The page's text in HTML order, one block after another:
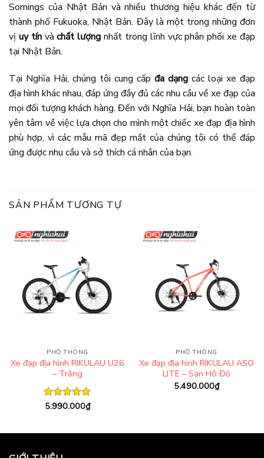
Somings của Nhật Bản và nhiều thương hiệu khác đến từ
thành phố Fukuoka, Nhật Bản. Đây là một trong những đơn
vị uy tínvàchất lượng nhất trong lĩnh vực phân phối xe đạp
tại Nhật Bản.
Tại Nghĩa Hải, chúng tôi cung cấp đa dạng các loại xe đạp
địa hình khác nhau, đáp ứng đầy đủ các nhu cầu về xe đạp của
mọi đối tượng khách hàng. Đến với Nghĩa Hải, bạn hoàn toàn
yên tâm về việc lựa chọn cho mình một chiếc xe đạp địa hình
phù hợp, vì các mẫu mã đẹp mắt của chúng tôi có thể đáp
ứng được nhu cầu và sở thích cá nhân của bạn.
SẢN PHẨM TƯƠNG TỰ
PHỔ THÔNG
Xe đạp địa hình RIKULAU U26
– Trắng
Được xếp
5.990.000₫
PHỔ THÔNG
Xe đạp địa hình RIKULAU ASO
LITE – San Hô Đỏ
5.490.000₫